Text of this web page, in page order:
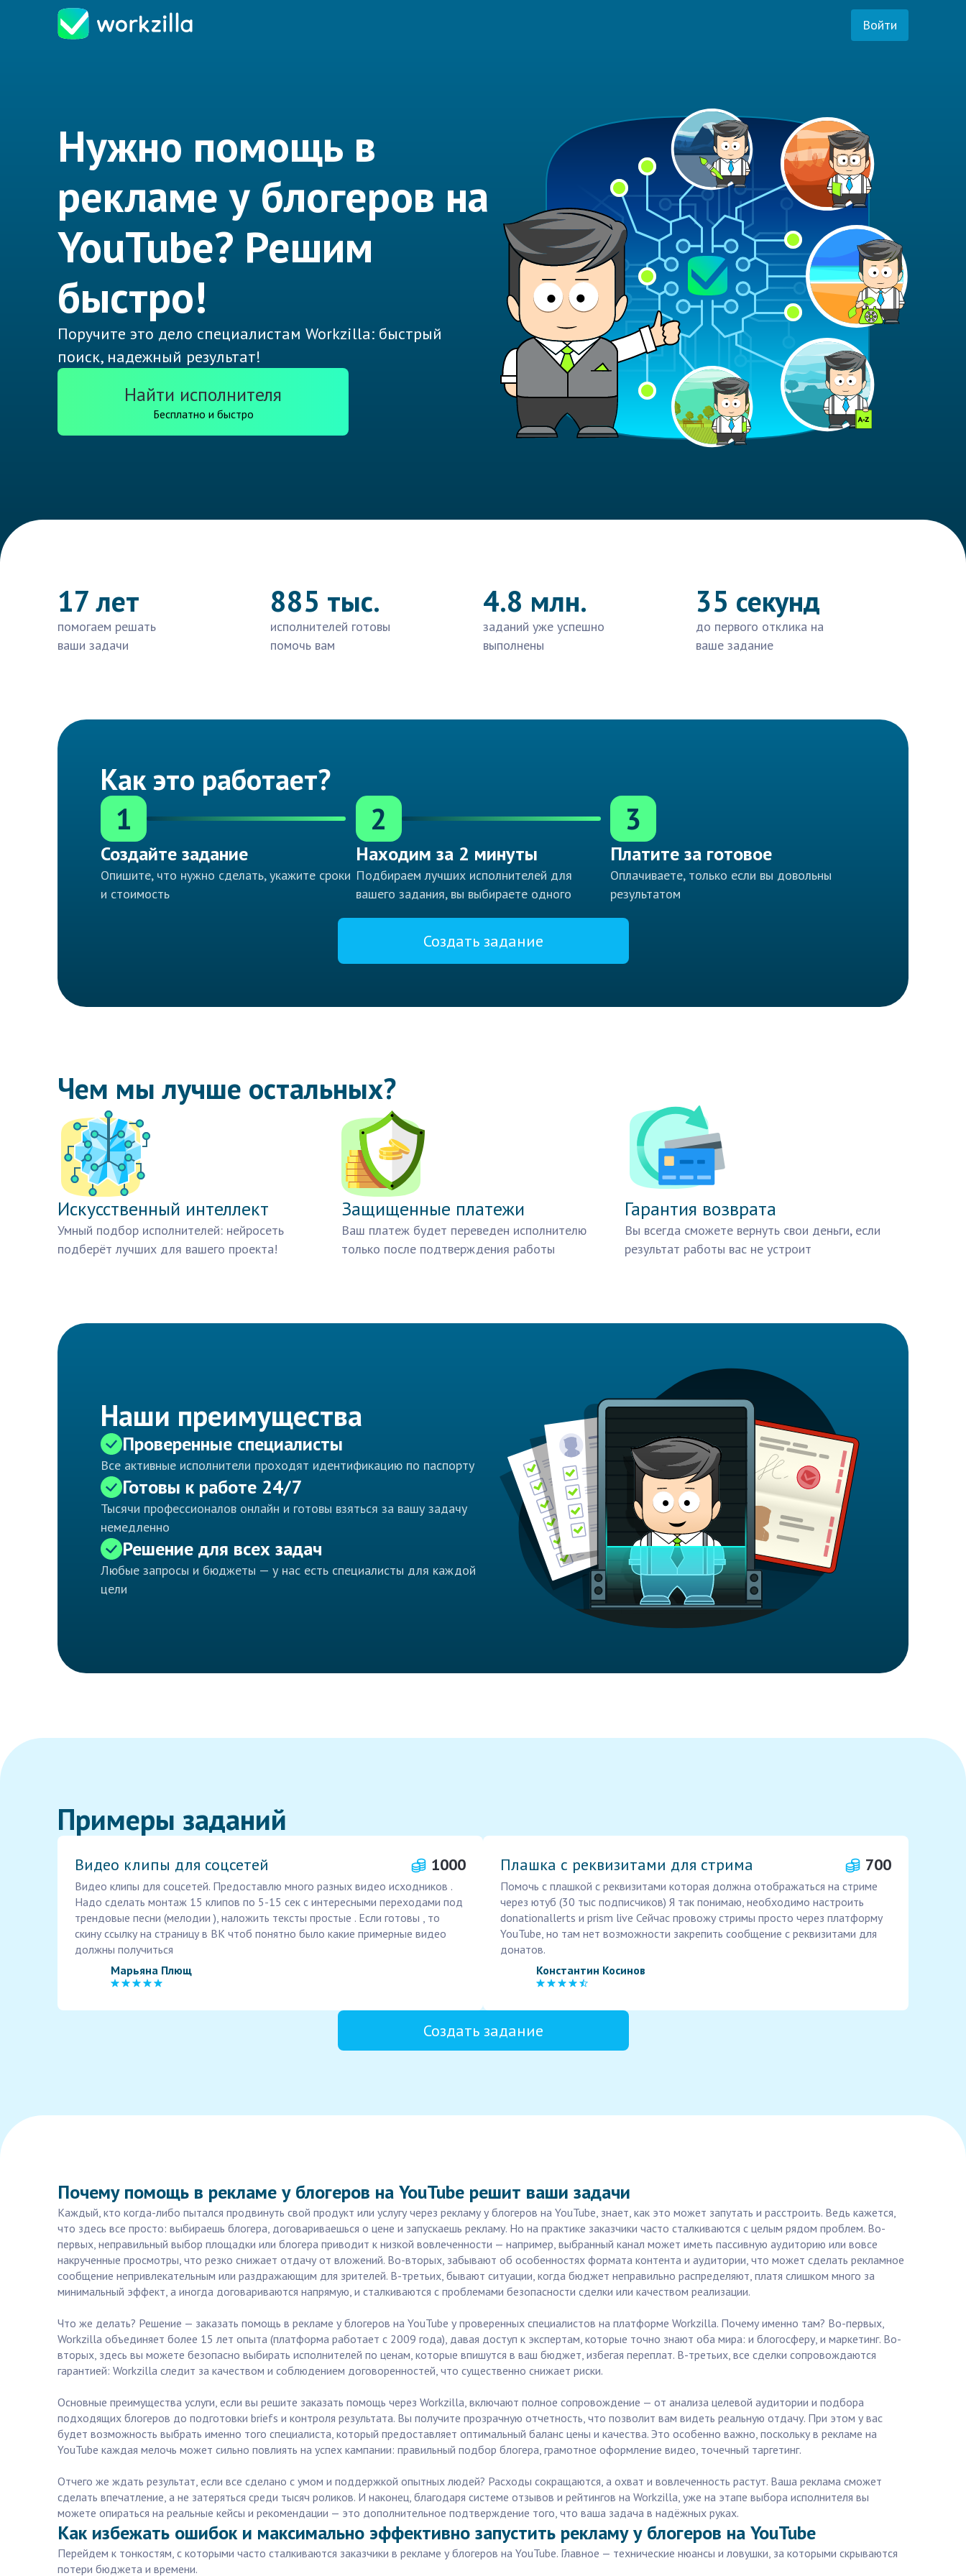
Войти
Нужно помощь в
рекламе у блогеров на
YouTube? Решим
быстро!
Поручите это дело специалистам Workzilla: быстрый
поиск, надежный результат!
Найти исполнителя
Бесплатно и быстро
17 лет
помогаем решать
ваши задачи
885 тыс.
исполнителей готовы
помочь вам
4.8 млн.
заданий уже успешно
выполнены
35 секунд
до первого отклика на
ваше задание
Как это работает?
1
Создайте задание
Опишите, что нужно сделать, укажите сроки
и стоимость
2
Находим за 2 минуты
Подбираем лучших исполнителей для
вашего задания, вы выбираете одного
3
Платите за готовое
Оплачиваете, только если вы довольны
результатом
Создать задание
Чем мы лучше остальных?
Искусственный интеллект
Умный подбор исполнителей: нейросеть
подберёт лучших для вашего проекта!
Защищенные платежи
Ваш платеж будет переведен исполнителю
только после подтверждения работы
Гарантия возврата
Вы всегда сможете вернуть свои деньги, если
результат работы вас не устроит
Наши преимущества
Проверенные специалисты
Все активные исполнители проходят идентификацию по паспорту
Готовы к работе 24/7
Тысячи профессионалов онлайн и готовы взяться за вашу задачу
немедленно
Решение для всех задач
Любые запросы и бюджеты — у нас есть специалисты для каждой
цели
Примеры заданий
Видео клипы для соцсетей 1000
Видео клипы для соцсетей. Предоставлю много разных видео исходников .
Надо сделать монтаж 15 клипов по 5-15 сек с интересными переходами под
трендовые песни (мелодии ), наложить тексты простые . Если готовы , то
скину ссылку на страницу в ВК чтоб понятно было какие примерные видео
должны получиться
Марьяна Плющ
Плашка с реквизитами для стрима 700
Помочь с плашкой с реквизитами которая должна отображаться на стриме
через ютуб (30 тыс подписчиков) Я так понимаю, необходимо настроить
donationallerts и prism live Сейчас провожу стримы просто через платформу
YouTube, но там нет возможности закрепить сообщение с реквизитами для
донатов.
Константин Косинов
Создать задание
Почему помощь в рекламе у блогеров на YouTube решит ваши задачи
Каждый, кто когда-либо пытался продвинуть свой продукт или услугу через рекламу у блогеров на YouTube, знает, как это может запутать и расстроить. Ведь кажется,
что здесь все просто: выбираешь блогера, договариваешься о цене и запускаешь рекламу. Но на практике заказчики часто сталкиваются с целым рядом проблем. Во-
первых, неправильный выбор площадки или блогера приводит к низкой вовлеченности — например, выбранный канал может иметь пассивную аудиторию или вовсе
накрученные просмотры, что резко снижает отдачу от вложений. Во-вторых, забывают об особенностях формата контента и аудитории, что может сделать рекламное
сообщение непривлекательным или раздражающим для зрителей. В-третьих, бывают ситуации, когда бюджет неправильно распределяют, платя слишком много за
минимальный эффект, а иногда договариваются напрямую, и сталкиваются с проблемами безопасности сделки или качеством реализации.
Что же делать? Решение — заказать помощь в рекламе у блогеров на YouTube у проверенных специалистов на платформе Workzilla. Почему именно там? Во-первых,
Workzilla объединяет более 15 лет опыта (платформа работает с 2009 года), давая доступ к экспертам, которые точно знают оба мира: и блогосферу, и маркетинг. Во-
вторых, здесь вы можете безопасно выбирать исполнителей по ценам, которые впишутся в ваш бюджет, избегая переплат. В-третьих, все сделки сопровождаются
гарантией: Workzilla следит за качеством и соблюдением договоренностей, что существенно снижает риски.
Основные преимущества услуги, если вы решите заказать помощь через Workzilla, включают полное сопровождение — от анализа целевой аудитории и подбора
подходящих блогеров до подготовки briefs и контроля результата. Вы получите прозрачную отчетность, что позволит вам видеть реальную отдачу. При этом у вас
будет возможность выбрать именно того специалиста, который предоставляет оптимальный баланс цены и качества. Это особенно важно, поскольку в рекламе на
YouTube каждая мелочь может сильно повлиять на успех кампании: правильный подбор блогера, грамотное оформление видео, точечный таргетинг.
Отчего же ждать результат, если все сделано с умом и поддержкой опытных людей? Расходы сокращаются, а охват и вовлеченность растут. Ваша реклама сможет
сделать впечатление, а не затеряться среди тысяч роликов. И наконец, благодаря системе отзывов и рейтингов на Workzilla, уже на этапе выбора исполнителя вы
можете опираться на реальные кейсы и рекомендации — это дополнительное подтверждение того, что ваша задача в надёжных руках.
Как избежать ошибок и максимально эффективно запустить рекламу у блогеров на YouTube
Перейдем к тонкостям, с которыми часто сталкиваются заказчики в рекламе у блогеров на YouTube. Главное — технические нюансы и ловушки, за которыми скрываются
потери бюджета и времени.